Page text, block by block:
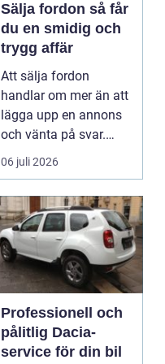
Sälja fordon så får
du en smidig och
trygg affär
Att sälja fordon
handlar om mer än att
lägga upp en annons
och vänta på svar.
Många vill få en bra
p...
06 juli 2026
Professionell och
pålitlig Dacia-
service för din bil